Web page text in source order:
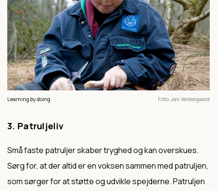
Foto Jan Vestergaard
Learning by doing
3. Patruljeliv
Små faste patruljer skaber tryghed og kan overskues.
Sørg for, at der altid er en voksen sammen med patruljen,
som sørger for at støtte og udvikle spejderne. Patruljen